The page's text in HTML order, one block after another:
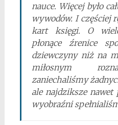
nauce. Więcej było
wywodów. I częściej
kart księgi. O
płonące źrenice
dziewczyny niż na
miłosnym
zaniechaliśmy
ale najdziksze nawet
wyobraźni